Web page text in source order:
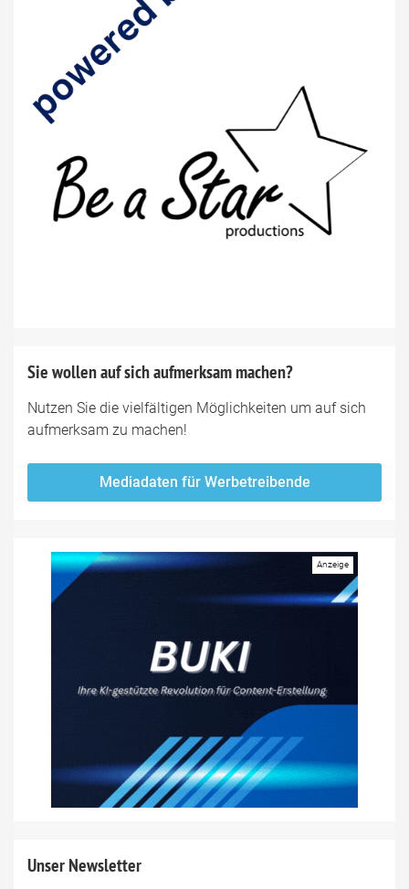
Sie wollen auf sich aufmerksam machen?
Nutzen Sie die vielfältigen Möglichkeiten um auf sich
aufmerksam zu machen!
Mediadaten für Werbetreibende
Unser Newsletter